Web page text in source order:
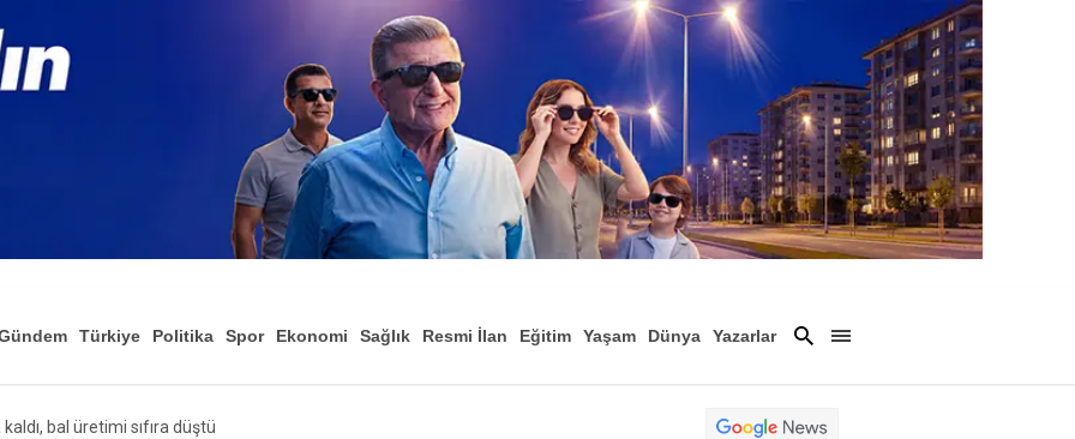
Türkiye Politika Spor Ekonomi Sağlık Resmi İlan Eğitim Yaşam
Dünya
Yazarlar
bal üretimi sıfıra düştü